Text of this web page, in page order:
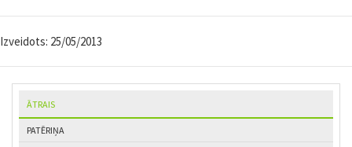
Izveidots: 25/05/2013
ĀTRAIS
PATĒRIŅA